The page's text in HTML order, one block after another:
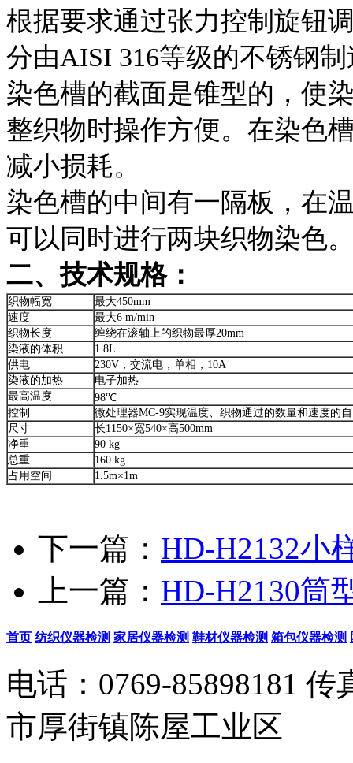
根据要求通过张力控制旋钮
分由AISI 316等级的不锈钢
染色槽的截面是锥型的，使
整织物时操作方便。在染色
减小损耗。
染色槽的中间有一隔板，在
可以同时进行两块织物染色
二、技术规格：
织物幅宽
最大450mm
速度
最大6 m/min
织物长度
缠绕在滚轴上的织物最厚20mm
染液的体积
1.8L
供电
230V，交流电，单相，10A
染液的加热
电子加热
最高温度
98℃
控制
微处理器MC-9实现温度、织物通过的数量和速度的
尺寸
长1150×宽540×高500mm
净重
90 kg
总重
160 kg
占用空间
1.5m×1m
下一篇： HD-H2132小
上一篇： HD-H2130筒
首页 纺织仪器检测 家居仪器检测 鞋材仪器检测 箱包仪器检测
电话：0769-85898181 传
市厚街镇陈屋工业区